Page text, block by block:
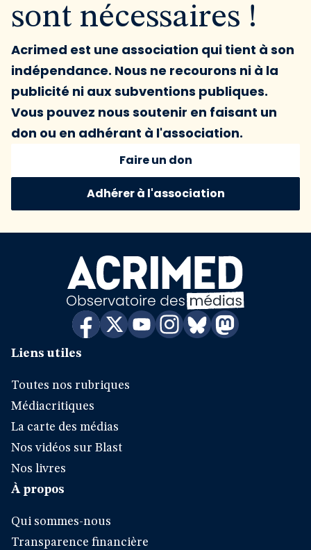
sont nécessaires !
Acrimed est une association qui tient à son
indépendance. Nous ne recourons ni à la
publicité ni aux subventions publiques.
Vous pouvez nous soutenir en faisant un
don ou en adhérant à l'association.
Faire un don
Adhérer à l'association
Liens utiles
Toutes nos rubriques
Médiacritiques
La carte des médias
Nos vidéos sur Blast
Nos livres
À propos
Qui sommes-nous
Transparence financière